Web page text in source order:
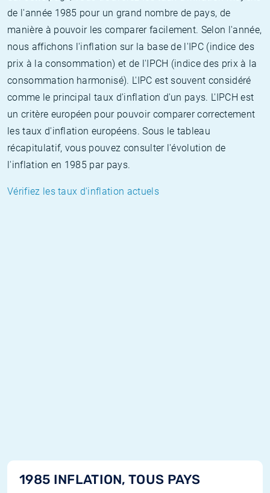
de l'année 1985 pour un grand nombre de pays, de
manière à pouvoir les comparer facilement. Selon l'année,
nous affichons l'inflation sur la base de l'IPC (indice des
prix à la consommation) et de l'IPCH (indice des prix à la
consommation harmonisé). L'IPC est souvent considéré
comme le principal taux d'inflation d'un pays. L'IPCH est
un critère européen pour pouvoir comparer correctement
les taux d'inflation européens. Sous le tableau
récapitulatif, vous pouvez consulter l'évolution de
l'inflation en 1985 par pays.
Vérifiez les taux d'inflation actuels
1985 INFLATION, TOUS PAYS